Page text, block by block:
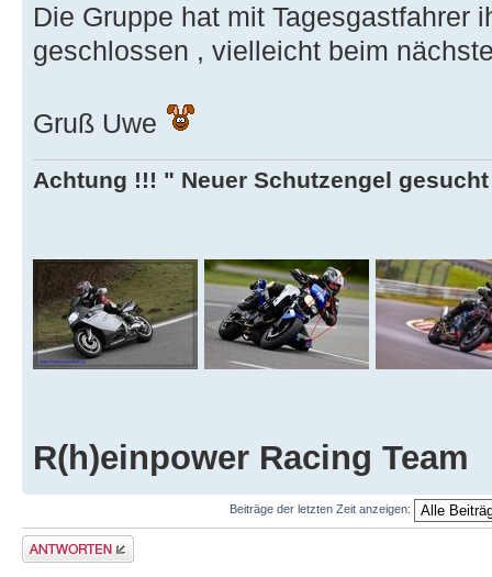
Die Gruppe hat mit Tagesgastfahrer
geschlossen , vielleicht beim
Gruß Uwe
Achtung !!! " Neuer Schutzengel
R(h)einpower Racing Team
Beiträge der letzten Zeit anzeigen:
Antwort erstellen